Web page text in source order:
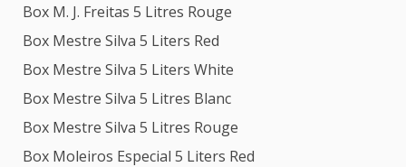
Box M. J. Freitas 5 Litres Rouge
Box Mestre Silva 5 Liters Red
Box Mestre Silva 5 Liters White
Box Mestre Silva 5 Litres Blanc
Box Mestre Silva 5 Litres Rouge
Box Moleiros Especial 5 Liters Red